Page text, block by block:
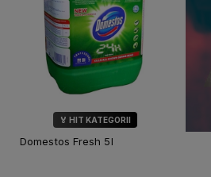
🏅 HIT KATEGORII
💎 WYBÓR KLIENTÓW
Domestos Fresh 5l